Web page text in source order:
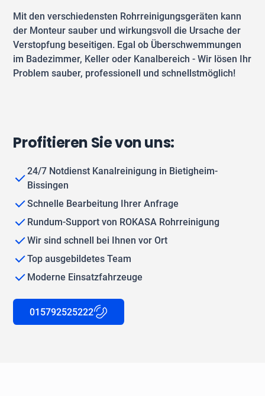
Mit den verschiedensten Rohrreinigungsgeräten kann
der Monteur sauber und wirkungsvoll die Ursache der
Verstopfung beseitigen. Egal ob Überschwemmungen
im Badezimmer, Keller oder Kanalbereich - Wir lösen Ihr
Problem sauber, professionell und schnellstmöglich!
Profitieren Sie von uns:
24/7 Notdienst Kanalreinigung in Bietigheim-
Bissingen
Schnelle Bearbeitung Ihrer Anfrage
Rundum-Support von ROKASA Rohrreinigung
Wir sind schnell bei Ihnen vor Ort
Top ausgebildetes Team
Moderne Einsatzfahrzeuge
015792525222